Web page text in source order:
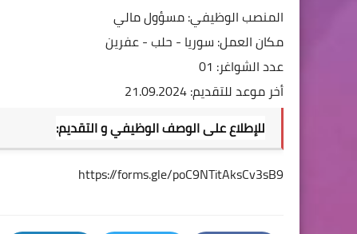
المنصب الوظيفي: مسؤول مالي
مكان العمل: سوريا - حلب - عفرين
عدد الشواغر: 01
أخر موعد للتقديم: 21.09.2024
للإطلاع على الوصف الوظيفي و التقديم:
https://forms.gle/poC9NTitAksCv3sB9